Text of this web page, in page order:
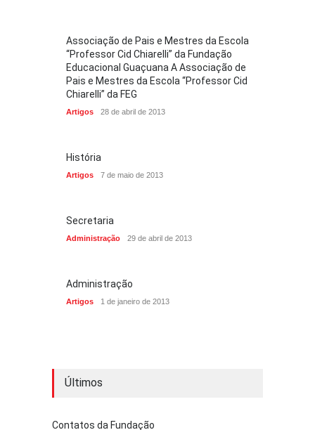
Associação de Pais e Mestres da Escola
“Professor Cid Chiarelli” da Fundação
Educacional Guaçuana A Associação de
Pais e Mestres da Escola “Professor Cid
Chiarelli” da FEG
Artigos 28 de abril de 2013
História
Artigos 7 de maio de 2013
Secretaria
Administração 29 de abril de 2013
Administração
Artigos 1 de janeiro de 2013
Últimos
Contatos da Fundação